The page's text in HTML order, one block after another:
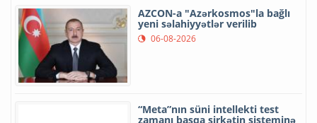
AZCON-a "Azərkosmos"la bağlı
yeni səlahiyyətlər verilib
06-08-2026
“Meta”nın süni intellekti test
zamanı başqa şirkətin sisteminə